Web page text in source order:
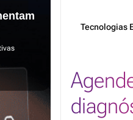
Tecnologias